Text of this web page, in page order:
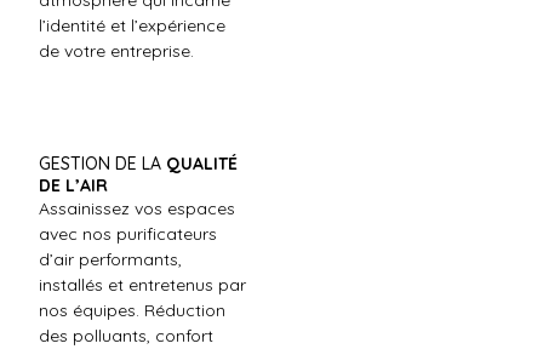
l’identité et l’expérience
de votre entreprise.
GESTION DE LA QUALITÉ
DE L’AIR
Assainissez vos espaces
avec nos purificateurs
d’air performants,
installés et entretenus par
nos équipes. Réduction
des polluants, confort